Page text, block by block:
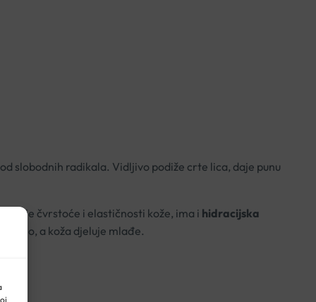
slobodnih radikala. Vidljivo podiže crte lica, daje punu
čvrstoće i elastičnosti kože, ima i hidracijska
a koža djeluje mlađe.